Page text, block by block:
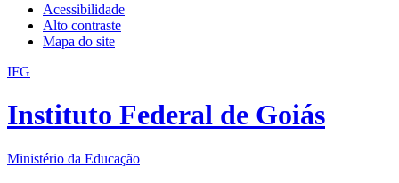
Acessibilidade
Alto contraste
Mapa do site
IFG
Instituto Federal de Goiás
Ministério da Educação